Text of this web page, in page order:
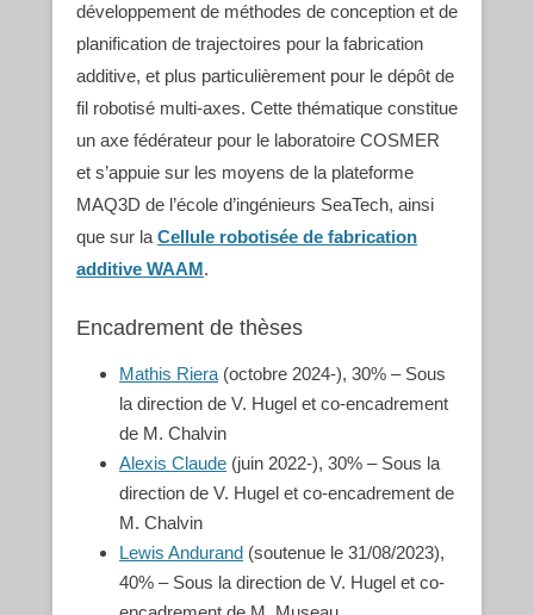
développement de méthodes de conception et de
planification de trajectoires pour la fabrication
additive, et plus particulièrement pour le dépôt de
fil robotisé multi-axes. Cette thématique constitue
un axe fédérateur pour le laboratoire COSMER
et s’appuie sur les moyens de la plateforme
MAQ3D de l’école d’ingénieurs SeaTech, ainsi
que sur la Cellule robotisée de fabrication
additive WAAM.
Encadrement de thèses
Mathis Riera (octobre 2024-), 30% – Sous
la direction de V. Hugel et co-encadrement
de M. Chalvin
Alexis Claude (juin 2022-), 30% – Sous la
direction de V. Hugel et co-encadrement de
M. Chalvin
Lewis Andurand (soutenue le 31/08/2023),
40% – Sous la direction de V. Hugel et co-